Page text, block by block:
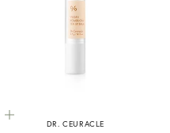
加入購物車
DR. CEURACLE